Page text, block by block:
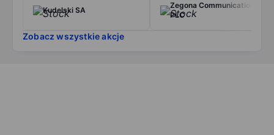
Kudelski SA
Zegona Communications
PLC
Zobacz wszystkie akcje